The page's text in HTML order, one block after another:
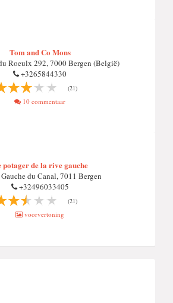
Tom and Co Mons
Roeulx 292, 7000 Bergen (België)
+3265844330
(21)
10 commentaar
potager de la rive gauche
du Canal, 7011 Bergen
+32496033405
(21)
voorvertoning